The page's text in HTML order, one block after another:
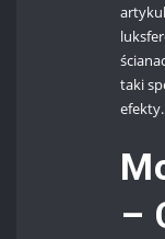
taki
efekty.
–